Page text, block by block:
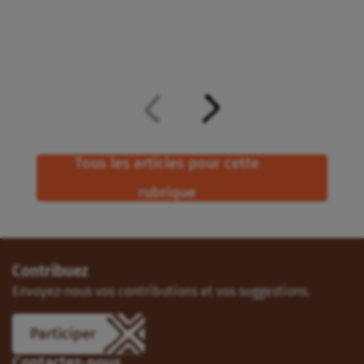
Tous les articles pour cette
rubrique
Contribuez
Envoyez-nous vos contributions et vos suggestions.
Participer